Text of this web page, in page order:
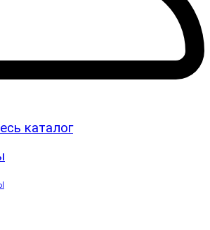
каталог